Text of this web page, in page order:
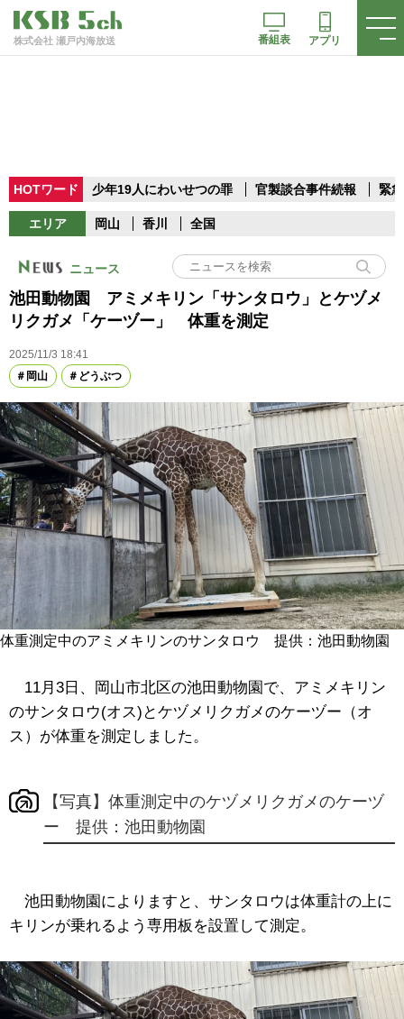
株式会社 瀬戸内海放送 番組表 アプリ
HOTワード 少年19人にわいせつの罪 官製談合事件続報 緊
エリア 岡山 香川 全国
ニュース
池田動物園 アミメキリン「サンタロウ」とケヅメ
リクガメ「ケーヅー」 体重を測定
2025/11/3 18:41
岡山
どうぶつ
体重測定中のアミメキリンのサンタロウ 提供：池田動物園
11月3日、岡山市北区の池田動物園で、アミメキリン
のサンタロウ(オス)とケヅメリクガメのケーヅー（オ
ス）が体重を測定しました。
【写真】体重測定中のケヅメリクガメのケーヅ
ー 提供：池田動物園
池田動物園によりますと、サンタロウは体重計の上に
キリンが乗れるよう専用板を設置して測定。